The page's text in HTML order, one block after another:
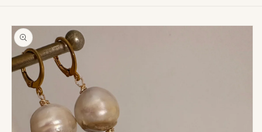
directamente
a la
información
del producto